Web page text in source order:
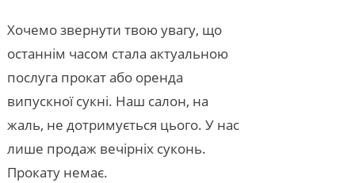
Хочемо звернути твою увагу, що
останнім часом стала актуальною
послуга прокат або оренда
випускної сукні. Наш салон, на
жаль, не дотримується цього. У нас
лише продаж вечірніх суконь.
Прокату немає.